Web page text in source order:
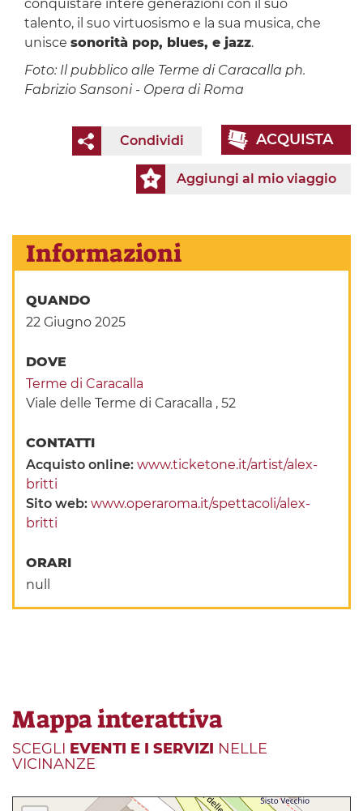
conquistare intere generazioni con il suo
talento, il suo virtuosismo e la sua musica, che
unisce sonorità pop, blues, e jazz.
Foto: Il pubblico alle Terme di Caracalla ph.
Fabrizio Sansoni - Opera di Roma
ACQUISTA
Condividi
Aggiungi al mio viaggio
Informazioni
QUANDO
22 Giugno 2025
DOVE
Terme di Caracalla
Viale delle Terme di Caracalla , 52
CONTATTI
Acquisto online:www.ticketone.it/artist/alex-
britti
Sito web:www.operaroma.it/spettacoli/alex-
britti
ORARI
null
Mappa interattiva
SCEGLI EVENTI E I SERVIZI NELLE
VICINANZE